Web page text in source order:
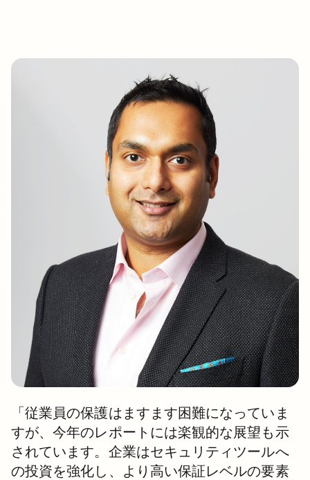
「従業員の保護はますます困難になっていま
すが、今年のレポートには楽観的な展望も示
されています。企業はセキュリティツールへ
の投資を強化し、より高い保証レベルの要素